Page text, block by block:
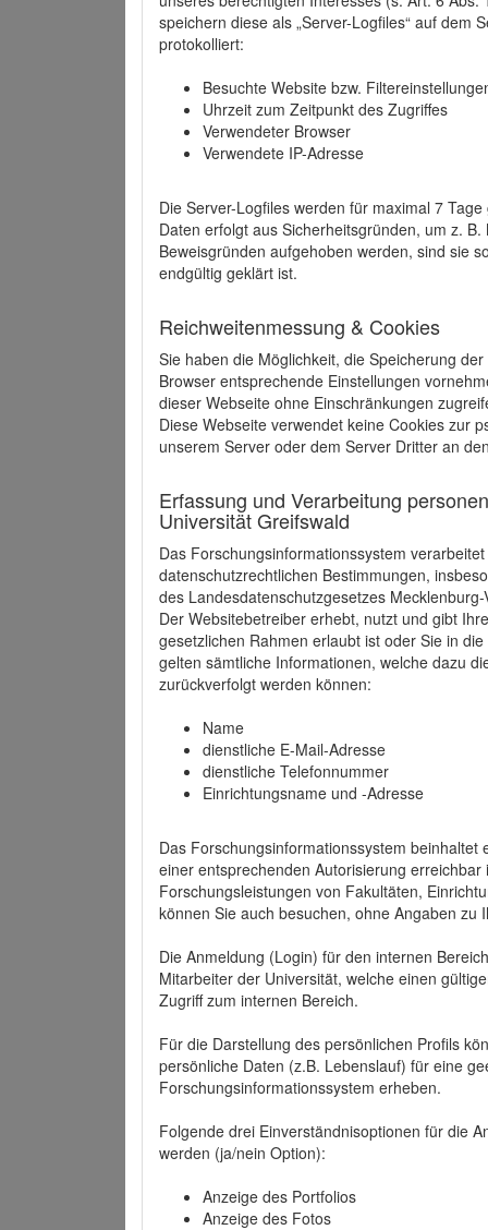
speichern diese als „Server-Logfiles“ auf dem
protokolliert:
Besuchte Website bzw.
Uhrzeit zum Zeitpunkt des Zugriffes
Verwendeter Browser
Verwendete IP-Adresse
Die Server-Logfiles werden für maximal 7
Daten erfolgt aus Sicherheitsgründen, um z.
Beweisgründen aufgehoben werden, sind sie
endgültig geklärt ist.
Reichweitenmessung & Cookies
Sie haben die Möglichkeit, die Speicherung
Browser entsprechende Einstellungen
dieser Webseite ohne Einschränkungen
Diese Webseite verwendet keine Cookies zur
unserem Server oder dem Server Dritter an
Erfassung und Verarbeitung
Universität Greifswald
Das Forschungsinformationssystem
datenschutzrechtlichen Bestimmungen,
des Landesdatenschutzgesetzes
Der Websitebetreiber erhebt, nutzt und gibt
gesetzlichen Rahmen erlaubt ist oder Sie in
gelten sämtliche Informationen, welche dazu
zurückverfolgt werden können:
Name
dienstliche E-Mail-Adresse
dienstliche Telefonnummer
Einrichtungsname und -Adresse
Das Forschungsinformationssystem beinhaltet
einer entsprechenden Autorisierung
Forschungsleistungen von Fakultäten,
können Sie auch besuchen, ohne Angaben zu
Die Anmeldung (Login) für den internen
Mitarbeiter der Universität, welche einen
Zugriff zum internen Bereich.
Für die Darstellung des persönlichen Profils
persönliche Daten (z.B. Lebenslauf) für eine
Forschungsinformationssystem erheben.
Folgende drei Einverständnisoptionen für die
werden (ja/nein Option):
Anzeige des Portfolios
Anzeige des Fotos